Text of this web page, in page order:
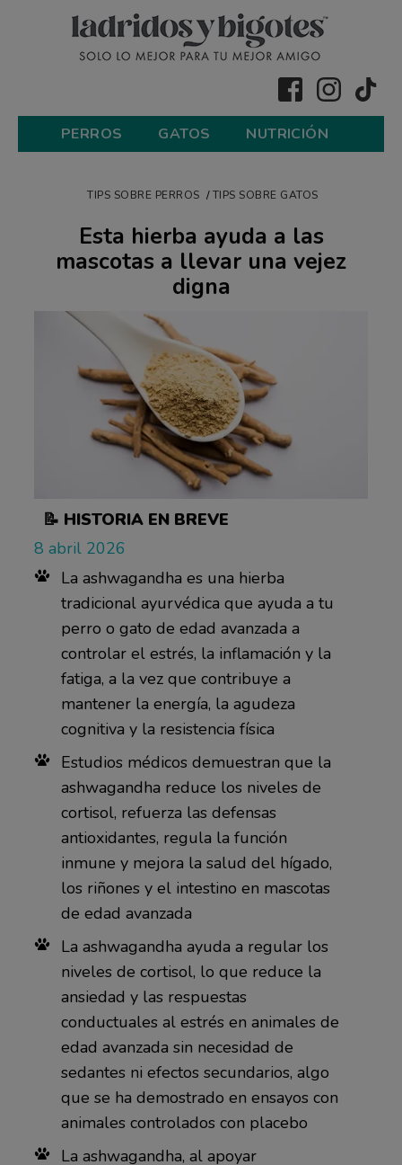
PERROS GATOS NUTRICIÓN
TIPS SOBRE PERROS TIPS SOBRE GATOS
Esta hierba ayuda a las
mascotas a llevar una vejez
digna
8 abril 2026
📝 HISTORIA EN BREVE
La ashwagandha es una hierba
tradicional ayurvédica que ayuda a tu
perro o gato de edad avanzada a
controlar el estrés, la inflamación y la
fatiga, a la vez que contribuye a
mantener la energía, la agudeza
cognitiva y la resistencia física
Estudios médicos demuestran que la
ashwagandha reduce los niveles de
cortisol, refuerza las defensas
antioxidantes, regula la función
inmune y mejora la salud del hígado,
los riñones y el intestino en mascotas
de edad avanzada
La ashwagandha ayuda a regular los
niveles de cortisol, lo que reduce la
ansiedad y las respuestas
conductuales al estrés en animales de
edad avanzada sin necesidad de
sedantes ni efectos secundarios, algo
que se ha demostrado en ensayos con
animales controlados con placebo
La ashwagandha, al apoyar